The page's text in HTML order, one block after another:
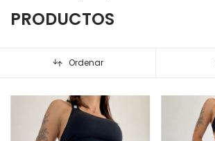
PRODUCTOS
Ordenar